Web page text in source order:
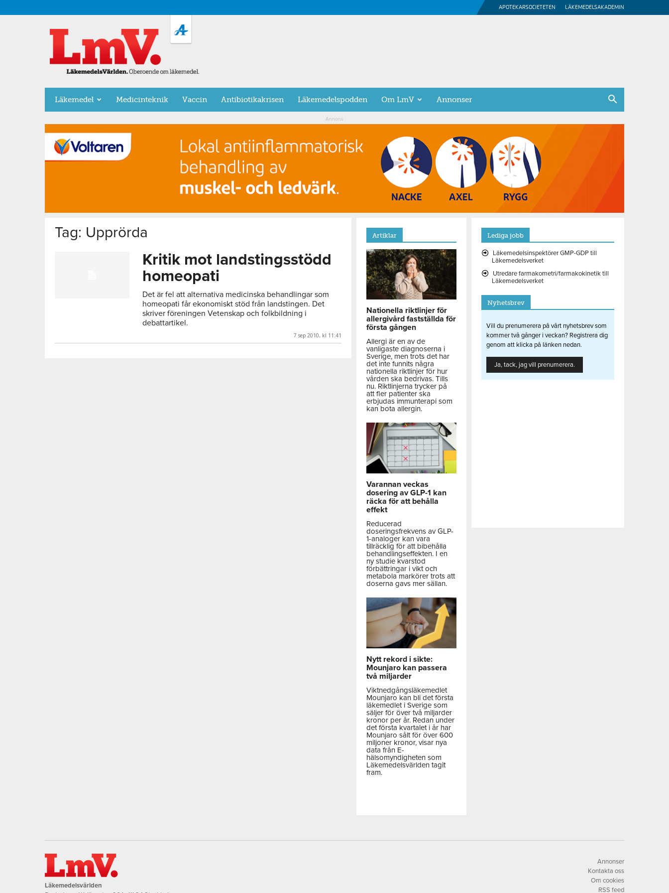
APOTEKARSOCIETETEN LÄKEMEDELSAKADEMIN
LäkemedelsVärlden
Läkemedel Medicinteknik Vaccin Antibiotikakrisen Läkemedelspodden Om LmV Annonser
Annons
Tag: Upprörda
Kritik mot landstingsstödd
homeopati
Det är fel att alternativa medicinska behandlingar som
homeopati får ekonomiskt stöd från landstingen. Det
skriver föreningen Vetenskap och folkbildning i
debattartikel.
7 sep 2010, kl 11:41
Artiklar
Nationella riktlinjer för
allergivård fastställda för
första gången
Allergi är en av de
vanligaste diagnoserna i
Sverige, men trots det har
det inte funnits några
nationella riktlinjer för hur
vården ska bedrivas. Tills
nu. Riktlinjerna trycker på
att fler patienter ska
erbjudas immunterapi som
kan bota allergin.
Varannan veckas
dosering av GLP-1 kan
räcka för att behålla
effekt
Reducerad
doseringsfrekvens av GLP-
1-analoger kan vara
tillräcklig för att bibehålla
behandlingseffekten. I en
ny studie kvarstod
förbättringar i vikt och
metabola markörer trots att
doserna gavs mer sällan.
Nytt rekord i sikte:
Mounjaro kan passera
två miljarder
Viktnedgångsläkemedlet
Mounjaro kan bli det första
läkemedlet i Sverige som
säljer för över två miljarder
kronor per år. Redan under
det första kvartalet i år har
Mounjaro sålt för över 600
miljoner kronor, visar nya
data från E-
hälsomyndigheten som
Läkemedelsvärlden tagit
fram.
Lediga jobb
Läkemedelsinspektörer GMP-GDP till
Läkemedelsverket
Utredare farmakometri/farmakokinetik till
Läkemedelsverket
Nyhetsbrev
Vill du prenumerera på vårt nyhetsbrev som
kommer två gånger i veckan? Registrera dig
genom att klicka på länken nedan.
Ja, tack, jag vill prenumerera.
Läkemedelsvärlden
Annonser
Kontakta oss
Om cookies
RSS feed